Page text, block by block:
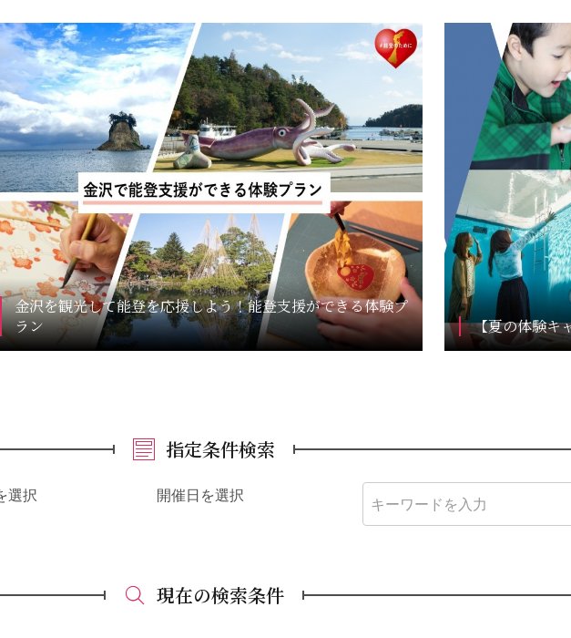
金沢を観光して能登を応援しよう！能登支援ができる体験プ
ラン
【夏の体験キ
指定条件検索
選択 開催日を選択
現在の検索条件